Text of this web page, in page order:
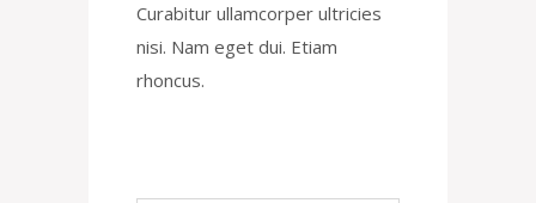
Curabitur ullamcorper ultricies
nisi. Nam eget dui. Etiam
rhoncus.